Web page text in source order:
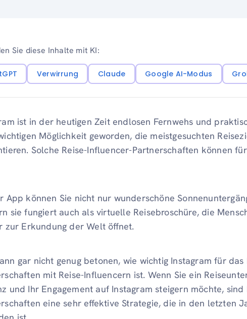
Sie diese Inhalte mit KI:
Verwirrung Claude Google AI-Modus
ist in der heutigen Zeit endlosen Fernwehs und
Möglichkeit geworden, die meistgesuchten
Solche Reise-Influencer-Partnerschaften können
App können Sie nicht nur wunderschöne
sie fungiert auch als virtuelle Reisebroschüre, die
zur Erkundung der Welt öffnet.
gar nicht genug betonen, wie wichtig Instagram für
mit Reise-Influencern ist. Wenn Sie ein
und Ihr Engagement auf Instagram steigern möchte,
eine sehr effektive Strategie, die in den letzten